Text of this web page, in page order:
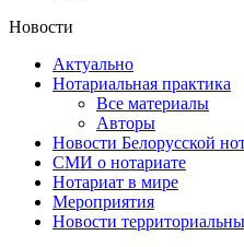
Новости
Актуально
Нотариальная практика
Все материалы
Авторы
Новости Белорусской
СМИ о нотариате
Нотариат в мире
Мероприятия
Новости